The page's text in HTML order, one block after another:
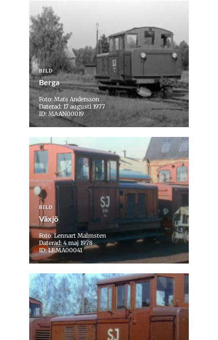
BILD
Berga
Foto: Mats Andersson
Daterad: 17 augusti 1977
ID: MAAN00019
BILD
Växjö
Foto: Lennart Malmsten
Daterad: 4 maj 1978
ID: LEMA00041